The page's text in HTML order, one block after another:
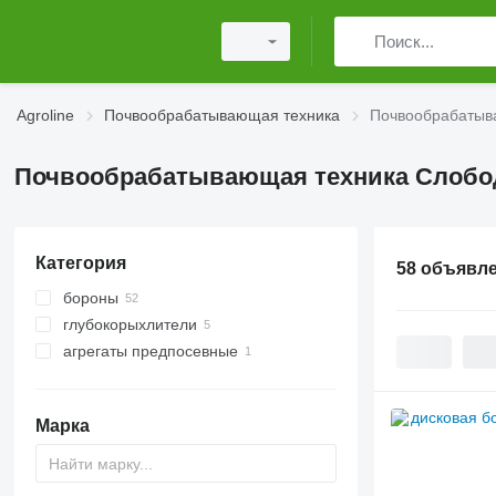
Agroline Почвообрабатывающая техника
Почвообрабатывающая техника
Категория
бороны
дисковые бороны
пружинные бороны
глубокорыхлители
агрегаты предпосевные
Марка
58